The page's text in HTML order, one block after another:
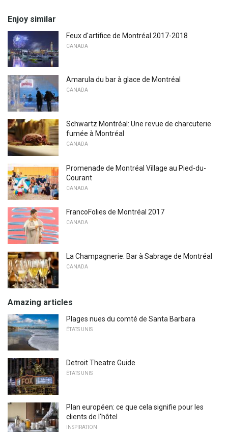
Enjoy similar
Feux d'artifice de Montréal 2017-2018
CANADA
Amarula du bar à glace de Montréal
CANADA
Schwartz Montréal: Une revue de charcuterie
fumée à Montréal
CANADA
Promenade de Montréal Village au Pied-du-
Courant
CANADA
FrancoFolies de Montréal 2017
CANADA
La Champagnerie: Bar à Sabrage de Montréal
CANADA
Amazing articles
Plages nues du comté de Santa Barbara
ÉTATS UNIS
Detroit Theatre Guide
ÉTATS UNIS
Plan européen: ce que cela signifie pour les
clients de l'hôtel
INSPIRATION